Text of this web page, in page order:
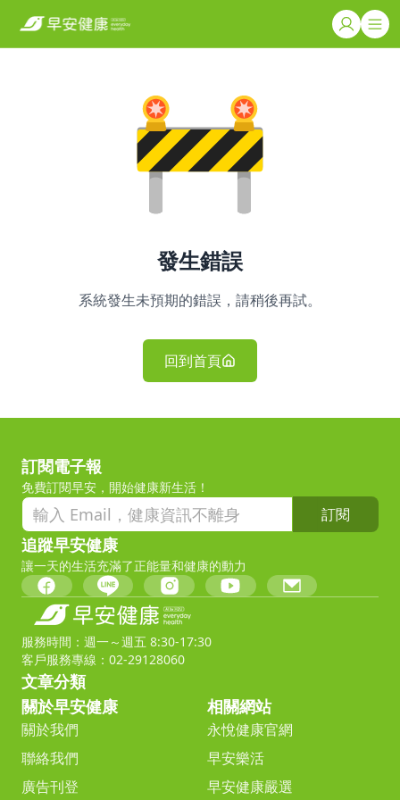
發生錯誤
系統發生未預期的錯誤，請稍後再試。
回到首頁
訂閱電子報
免費訂閱早安，開始健康新生活！
訂閱
追蹤早安健康
讓一天的生活充滿了正能量和健康的動力
服務時間：週一～週五 8:30-17:30
客戶服務專線：02-29128060
文章分類
關於早安健康
關於我們
聯絡我們
廣告刊登
相關網站
永悅健康官網
早安樂活
早安健康嚴選